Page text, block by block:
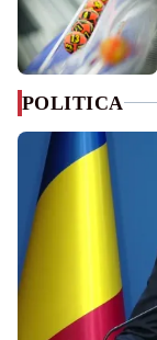
POLITICA